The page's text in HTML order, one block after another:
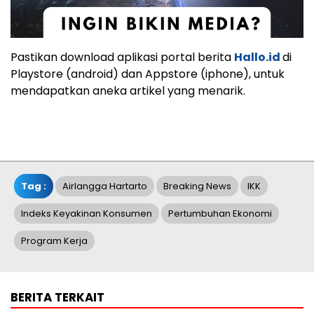
Pastikan download aplikasi portal berita Hallo.iddi
Playstore (android) dan Appstore (iphone), untuk
mendapatkan aneka artikel yang menarik.
Tag : Airlangga Hartarto Breaking News IKK
Indeks Keyakinan Konsumen Pertumbuhan Ekonomi
Program Kerja
BERITA TERKAIT